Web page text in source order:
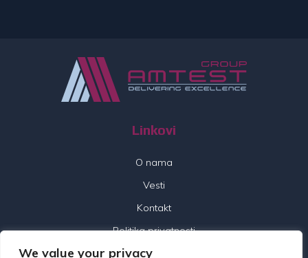
We value your privacy
Linkovi
O nama
Vesti
Kontakt
Politika privatnosti